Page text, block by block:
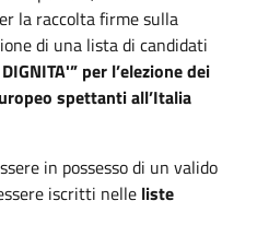
la raccolta firme sulla
di una lista di candidati
per l’elezione dei
spettanti all’Italia
in possesso di un valido
iscritti nelle liste